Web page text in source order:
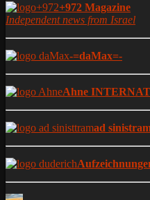
+972 Magazine
Independent news from Israel
-=daMax=-
Ahne
ad